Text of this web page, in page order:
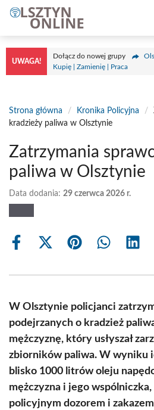
Przejdź
treści
UWAGA!
Dołącz do nowej grupy
Kupię | Zamienię | Praca
Strona główna / Kronika Policyjna /
kradzieży paliwa w Olsztynie
Zatrzymania
paliwa w Olsztynie
Data dodania: 29 czerwca 2026 r.
Share
Share
(Twitter)
Share Share
W Olsztynie policjanci
podejrzanych o kradzież
mężczyznę, który usłyszał
zbiorników paliwa. W wyniku
blisko 1000 litrów oleju
mężczyzna i jego
policyjnym dozorem i